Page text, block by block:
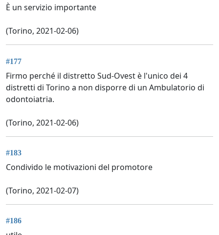
È un servizio importante
(Torino, 2021-02-06)
#177
Firmo perché il distretto Sud-Ovest è l'unico dei 4
distretti di Torino a non disporre di un Ambulatorio di
odontoiatria.
(Torino, 2021-02-06)
#183
Condivido le motivazioni del promotore
(Torino, 2021-02-07)
#186